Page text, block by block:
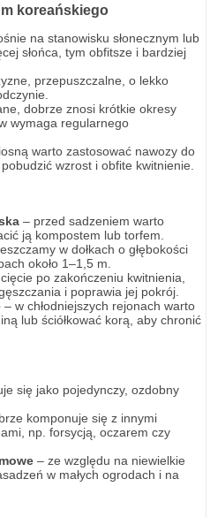
koreańskiego
na stanowisku słonecznym lub
słońca, tym obfitsze i bardziej
przepuszczalne, o lekko
dobrze znosi krótkie okresy
wymaga regularnego
warto zastosować nawozy do
wzrost i obfite kwitnienie.
– przed sadzeniem warto
ją kompostem lub torfem.
w dołkach o głębokości
około 1–1,5 m.
po zakończeniu kwitnienia,
i poprawia jej pokrój.
– w chłodniejszych rejonach warto
lub ściółkować korą, aby chronić
się jako pojedynczy, ozdobny
komponuje się z innymi
np. forsycją, oczarem czy
– ze względu na niewielkie
w małych ogrodach i na